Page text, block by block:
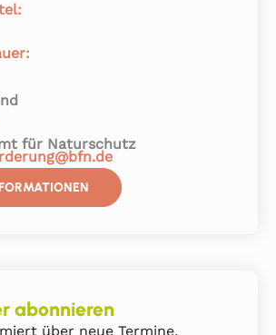
für Naturschutz
abonnieren
über neue Termine,